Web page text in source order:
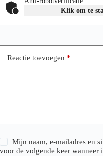
Klik om te
Reactie toevoegen *
Mijn naam, e-mailadres en
voor de volgende keer wanneer